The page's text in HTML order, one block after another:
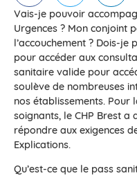
Vais-je pouvoir
Urgences ? Mon conjoint
l’accouchement ? Dois-
pour accéder aux
sanitaire valide pour
soulève de nombreuses
nos établissements. Pour
soignants, le CHP Brest
répondre aux exigences
Explications.
Qu’est-ce que le pass